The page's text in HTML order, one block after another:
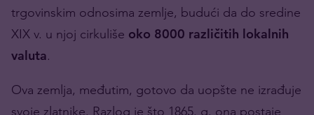
trgovinskim odnosima zemlje, budući da do sredine
XIX v. u njoj cirkuliše oko 8000 različitih lokalnih
valuta.
Ova zemlja, međutim, gotovo da uopšte ne izrađuje
svoje zlatnike. Razlog je što 1865. g. ona postaje